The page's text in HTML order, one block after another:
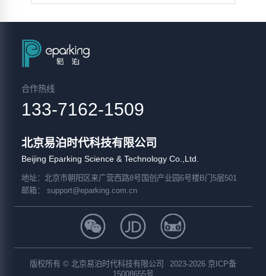
合作热线
133-7162-1509
北京易泊时代科技有限公司
Beijing Eparking Science & Technology Co.,Ltd.
地址：北京市朝阳区来广营西路8号国创产业园6号楼B门5层501
邮箱：
support@eparking.com.cn
版权所有 © 北京易泊时代科技有限公司
2023-2026 京ICP备
15008655号